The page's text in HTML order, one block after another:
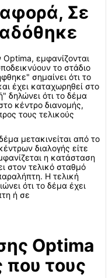
Σε
εμφανίζονται
το στάδιο
σημαίνει ότι το
έχει καταχωρηθεί στο
δηλώνει ότι το δέμα
κέντρο διανομής,
τους τελικούς
μετακινείται από το
διαλογής είτε
η κατάσταση
στον τελικό σταθμό
Η τελική
ότι το δέμα έχει
ή σε
Optima
που τους